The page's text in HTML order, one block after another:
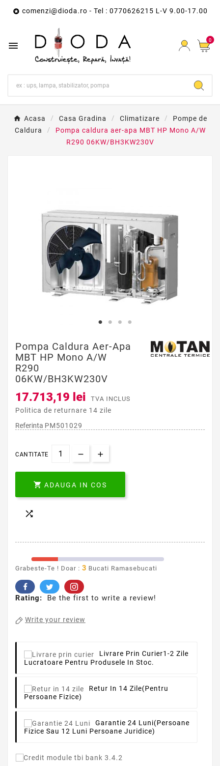
 comenzi@dioda.ro - Tel : 0770626215 L-V 9.00-17.00
 0
Acasa Casa Gradina Climatizare
Pompe de
Caldura
Pompa caldura aer-apa MBT HP Mono A/W
R290 06KW/BH3KW230V
Pompa Caldura Aer-Apa
MBT HP Mono A/W
R290
06KW/BH3KW230V
17.713,19 lei TVA INCLUS
Politica de returnare 14 zile
Referinta PM501029
CANTITATE
 ADAUGA IN COS

Grabeste-Te ! Doar : 3 Bucati Ramasebucati
Rating: Be the first to write a review!
Write your review
Livrare Prin Curier1-2 Zile
Lucratoare Pentru Produsele In Stoc.
Retur In 14 Zile(pentru
Persoane Fizice)
Garantie 24 Luni(persoane
Fizice Sau 12 Luni Persoane Juridice)